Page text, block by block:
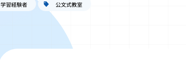
学習経験者 公文式教室